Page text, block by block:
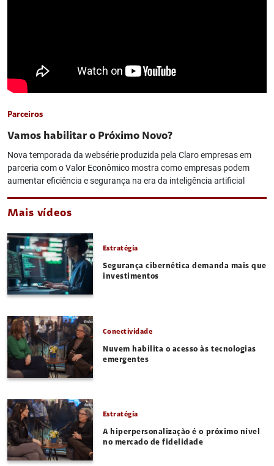
Parceiros
Vamos habilitar o Próximo Novo?
Nova temporada da websérie produzida pela Claro empresas em
parceria com o Valor Econômico mostra como empresas podem
aumentar eficiência e segurança na era da inteligência artificial
Mais vídeos
Estratégia
Segurança cibernética demanda mais que
investimentos
Conectividade
Nuvem habilita o acesso às tecnologias
emergentes
Estratégia
A hiperpersonalização é o próximo nível
no mercado de fidelidade